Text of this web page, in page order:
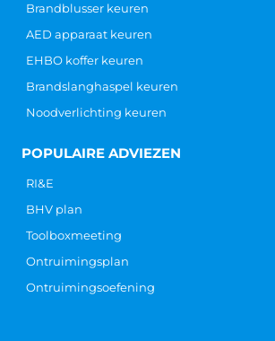
Brandblusser keuren
AED apparaat keuren
EHBO koffer keuren
Brandslanghaspel keuren
Noodverlichting keuren
POPULAIRE ADVIEZEN
RI&E
BHV plan
Toolboxmeeting
Ontruimingsplan
Ontruimingsoefening